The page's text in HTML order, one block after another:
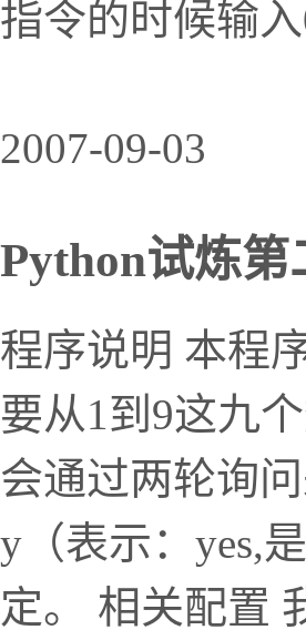
指令的时候输
2007-09-03
Python试炼
程序说明 本程
要从1到9这九
会通过两轮询
y（表示：yes,
定。 相关配置